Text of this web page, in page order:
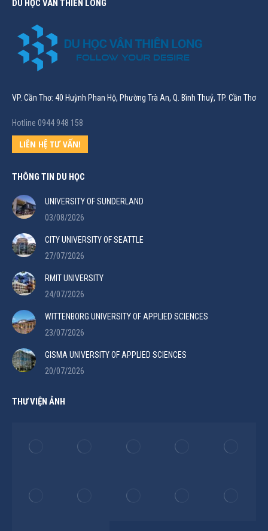
DU HỌC VÂN THIÊN LONG
VP. Cần Thơ: 40 Huỳnh Phan Hộ, Phường Trà An, Q. Bình Thuỷ, TP. Cần Thơ
Hotline 0944 948 158
LIÊN HỆ TƯ VẤN!
THÔNG TIN DU HỌC
UNIVERSITY OF SUNDERLAND
03/08/2026
CITY UNIVERSITY OF SEATTLE
27/07/2026
RMIT UNIVERSITY
24/07/2026
WITTENBORG UNIVERSITY OF APPLIED SCIENCES
23/07/2026
GISMA UNIVERSITY OF APPLIED SCIENCES
20/07/2026
THƯ VIỆN ẢNH